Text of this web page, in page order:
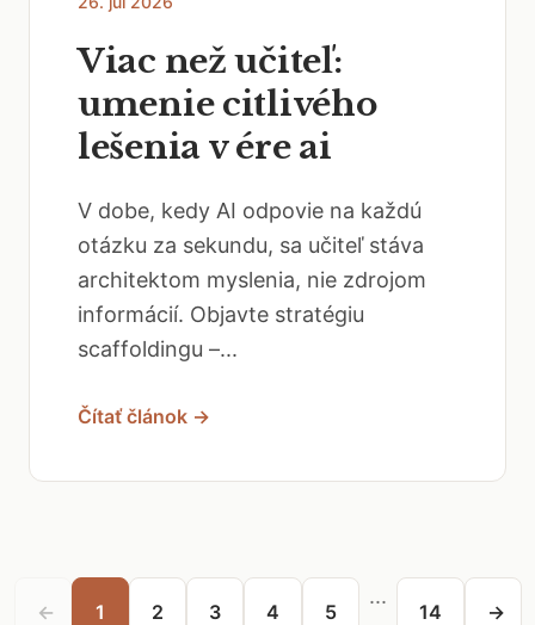
Viac než učiteľ:
umenie citlivého
lešenia v ére ai
V dobe, kedy AI odpovie na každú
otázku za sekundu, sa učiteľ stáva
architektom myslenia, nie zdrojom
informácií. Objavte stratégiu
scaffoldingu –...
Čítať článok →
← 1 2 3 4 5
...
14 →